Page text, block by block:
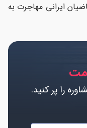
ایرانی مهاجرت به
را پر کنید.